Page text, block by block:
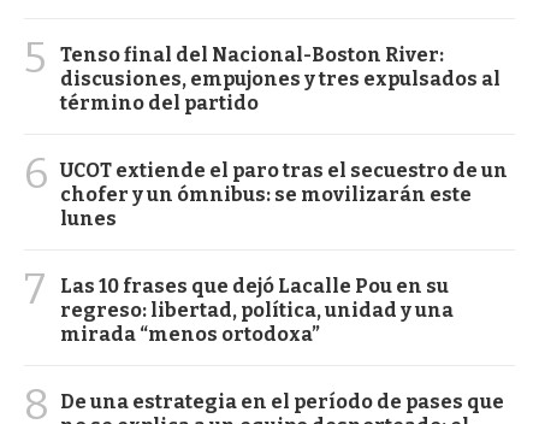
5
Tenso final del Nacional-Boston River:
discusiones, empujones y tres expulsados al
término del partido
6 UCOT extiende el paro tras el secuestro de un
chofer y un ómnibus: se movilizarán este
lunes
7
Las 10 frases que dejó Lacalle Pou en su
regreso: libertad, política, unidad y una
mirada “menos ortodoxa”
8
De una estrategia en el período de pases que